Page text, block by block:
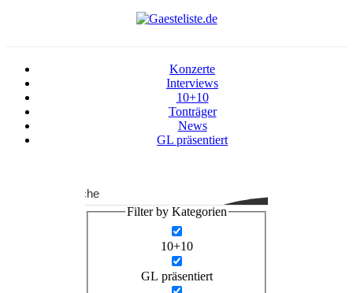
Konzerte
Interviews
10+10
Tonträger
News
GL präsentiert
Suche
Filter by Kategorien
10+10
GL präsentiert